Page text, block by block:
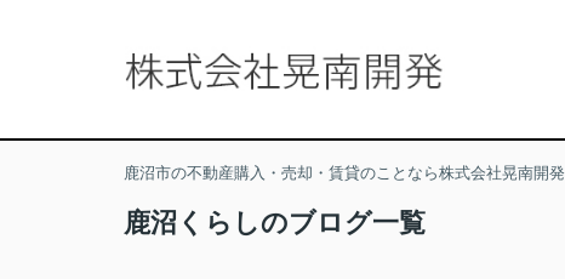
鹿沼市の不動産購入・売却・賃貸のことなら株式会社晃南開発
鹿沼くらしのブログ一覧